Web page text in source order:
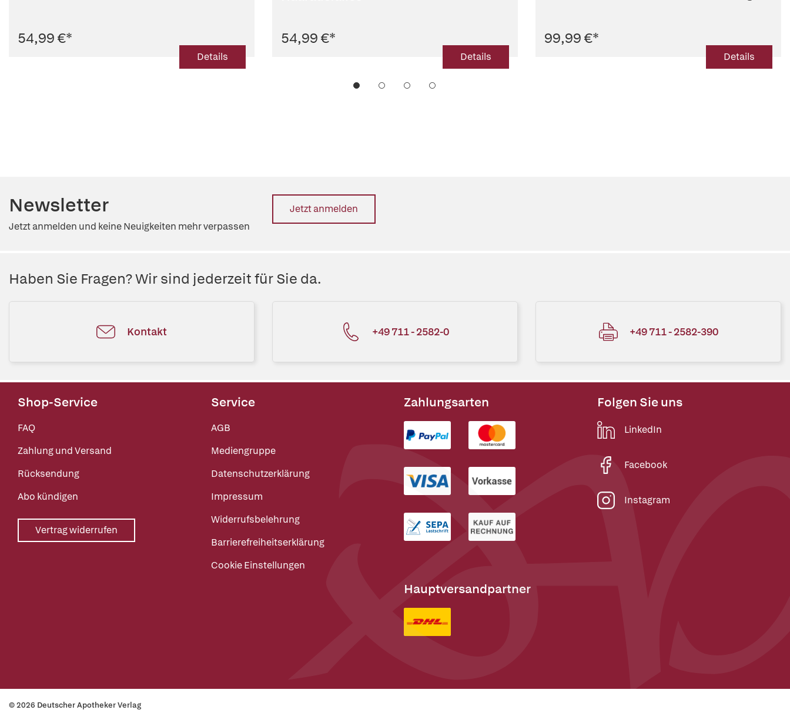
54,99 €*
Details
54,99 €*
Details
99,99 €*
Details
Newsletter
Jetzt anmelden und keine Neuigkeiten mehr verpassen
Jetzt anmelden
Haben Sie Fragen? Wir sind jederzeit für Sie da.
Kontakt +49 711 - 2582-0 +49 711 - 2582-390
Shop-Service
FAQ
Zahlung und Versand
Rücksendung
Abo kündigen
Vertrag widerrufen
Service
AGB
Mediengruppe
Datenschutzerklärung
Impressum
Widerrufsbelehrung
Barrierefreiheitserklärung
Cookie Einstellungen
Zahlungsarten
Hauptversandpartner
Folgen Sie uns
LinkedIn
Facebook
Instagram
© 2026 Deutscher Apotheker Verlag